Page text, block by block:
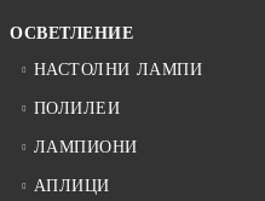
ОСВЕТЛЕНИЕ
НАСТОЛНИ ЛАМПИ
ПОЛИЛЕИ
ЛАМПИОНИ
АПЛИЦИ